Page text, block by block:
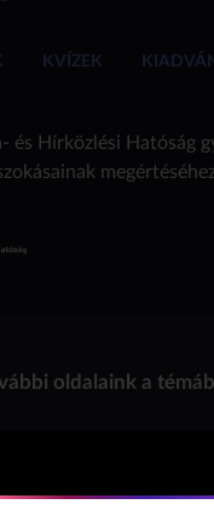
KVÍZEK
és Hírközlési Hatóság
oldalaink a